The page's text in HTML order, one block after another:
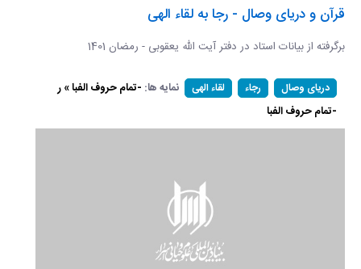
قرآن و دریای وصال - رجا به لقاء الهی
برگرفته از بیانات استاد در دفتر آیت الله یعقوبی - رمضان 1401
دریای وصال رجاء لقاء الهی نمایه ها: -تمام حروف الفبا » ر
-تمام حروف الفبا